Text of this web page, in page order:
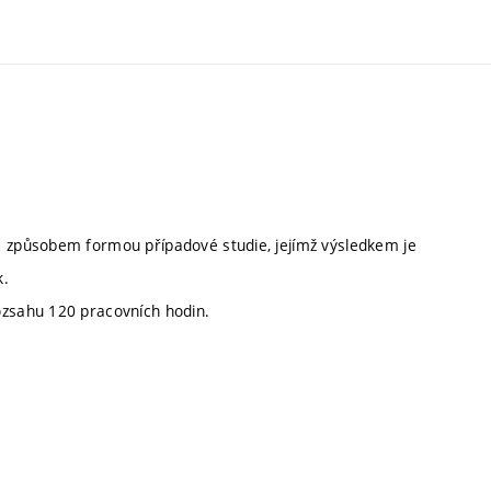
formou případové studie, jejímž výsledkem je
120 pracovních hodin.